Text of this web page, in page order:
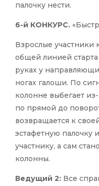
палочку нести.
6-й КОНКУРС.
Взрослые участники
общей линией
руках у
ногах галоши. По
колонне выбегает
по прямой до
возвращается к
эстафетную
участнику, а сам
колонны.
Ведущий 2: Все